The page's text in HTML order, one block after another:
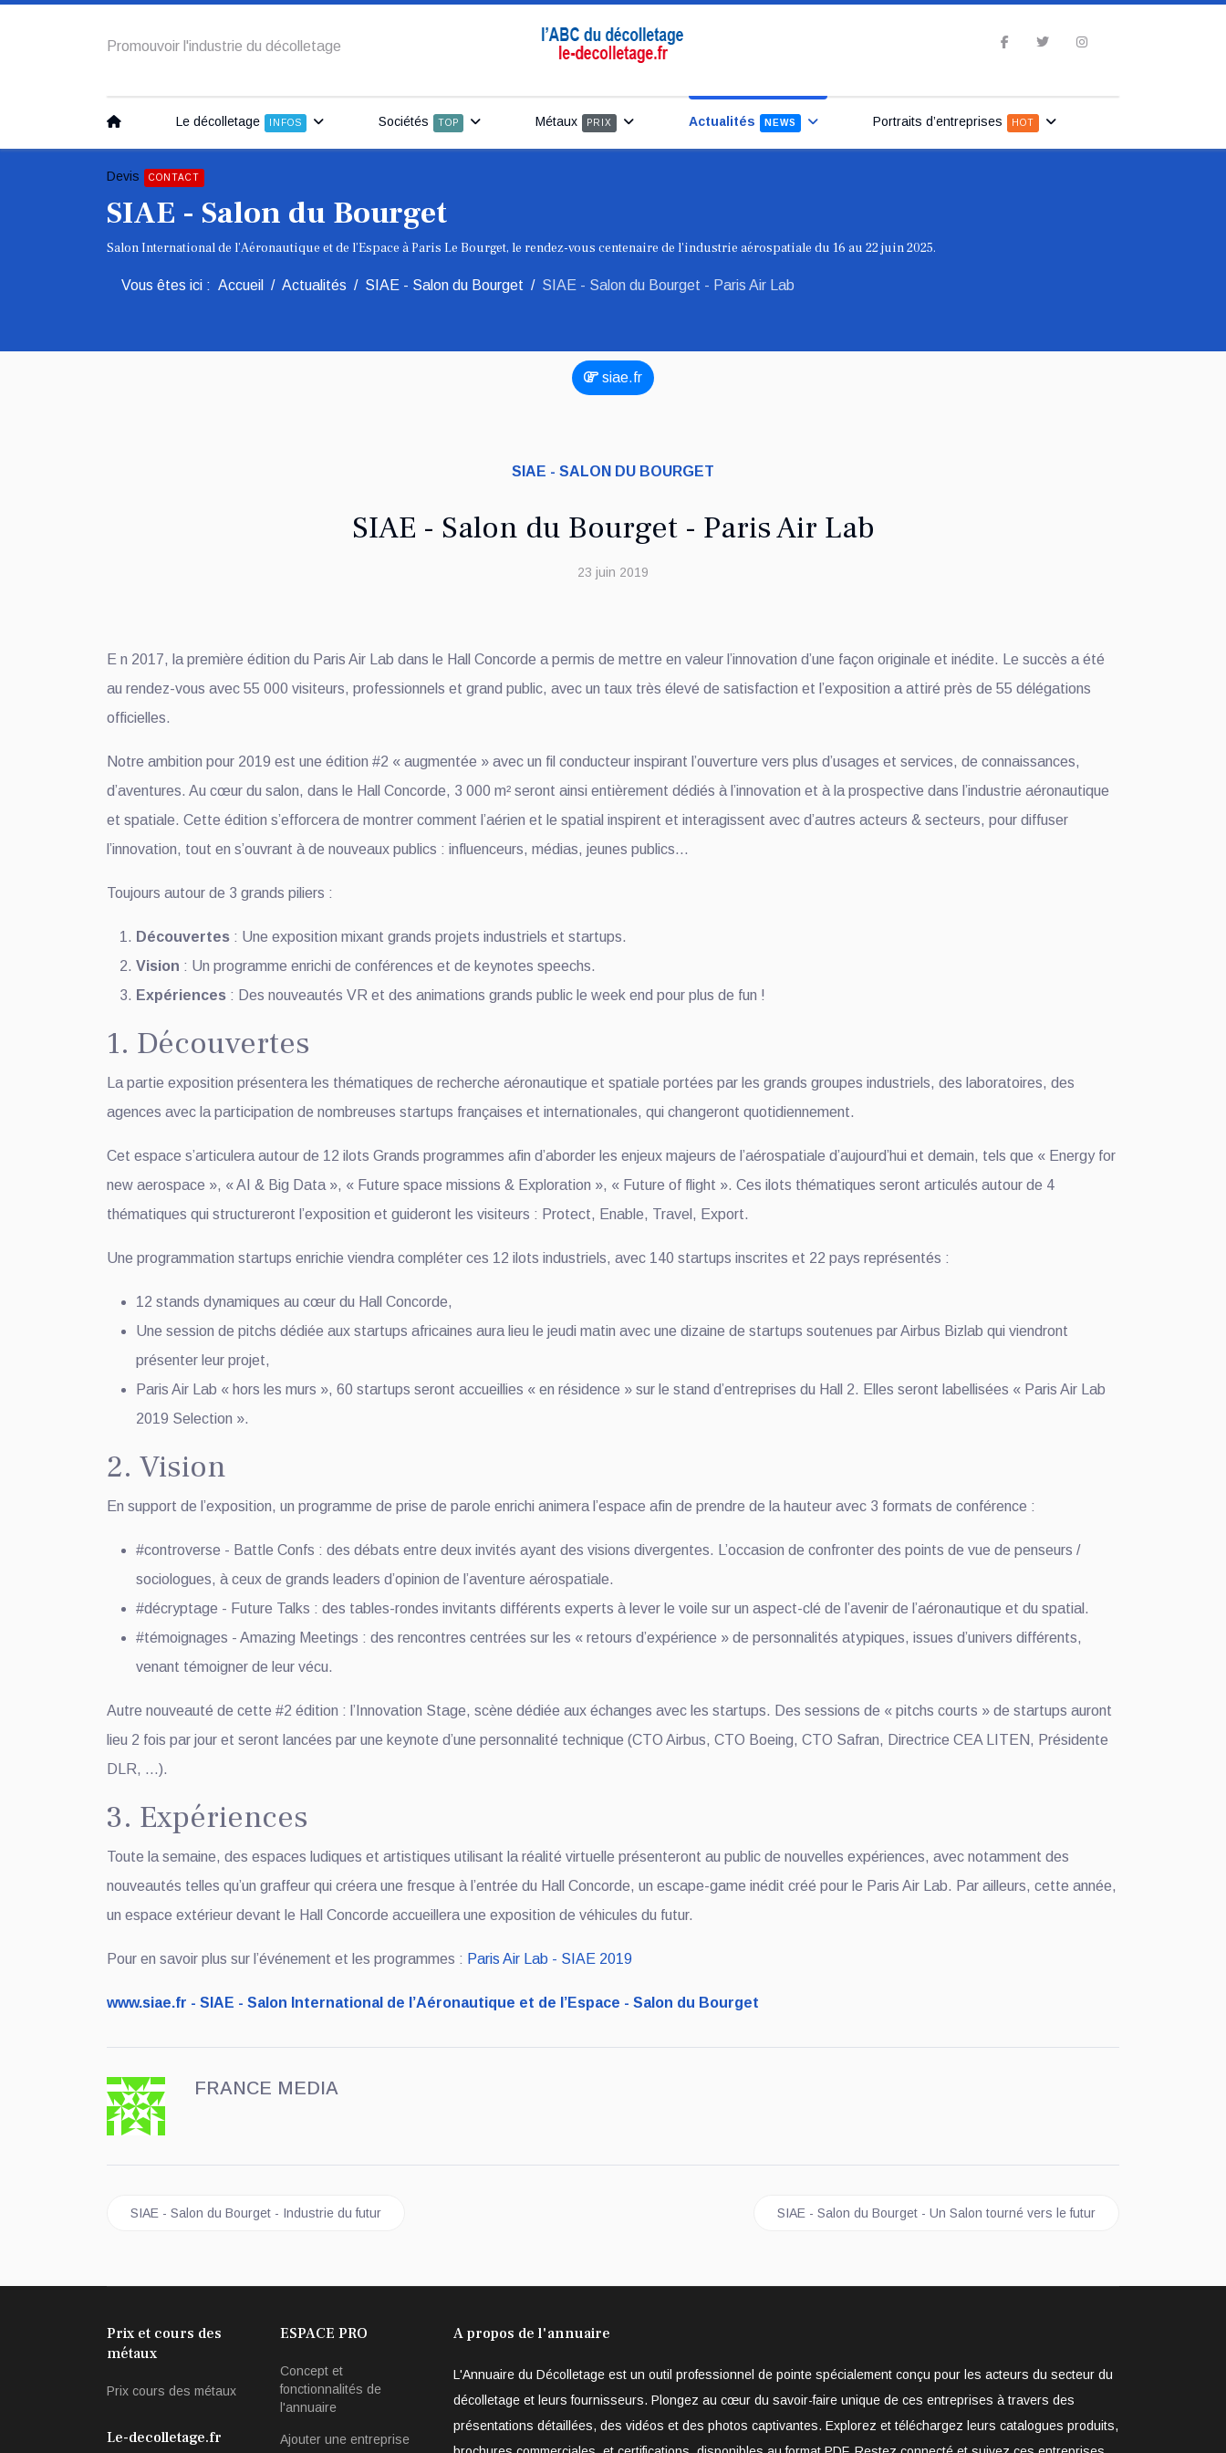
Promouvoir l'industrie du décolletage
Le décolletage INFOS Sociétés TOP Métaux PRIX Actualités NEWS Portraits d’entreprises HOT
Devis CONTACT
SIAE - Salon du Bourget
Salon International de l’Aéronautique et de l’Espace à Paris Le Bourget, le rendez-vous centenaire de l'industrie aérospatiale du 16 au 22 juin 2025.
Vous êtes ici : Accueil Actualités SIAE - Salon du Bourget SIAE - Salon du Bourget - Paris Air Lab
siae.fr
SIAE - SALON DU BOURGET
SIAE - Salon du Bourget - Paris Air Lab
23 juin 2019
E n 2017, la première édition du Paris Air Lab dans le Hall Concorde a permis de mettre en valeur l’innovation d’une façon originale et inédite. Le succès a été
au rendez-vous avec 55 000 visiteurs, professionnels et grand public, avec un taux très élevé de satisfaction et l’exposition a attiré près de 55 délégations
officielles.
Notre ambition pour 2019 est une édition #2 « augmentée » avec un fil conducteur inspirant l’ouverture vers plus d’usages et services, de connaissances,
d’aventures. Au cœur du salon, dans le Hall Concorde, 3 000 m² seront ainsi entièrement dédiés à l’innovation et à la prospective dans l’industrie aéronautique
et spatiale. Cette édition s’efforcera de montrer comment l’aérien et le spatial inspirent et interagissent avec d’autres acteurs & secteurs, pour diffuser
l’innovation, tout en s’ouvrant à de nouveaux publics : influenceurs, médias, jeunes publics…
Toujours autour de 3 grands piliers :
Découvertes : Une exposition mixant grands projets industriels et startups.
Vision : Un programme enrichi de conférences et de keynotes speechs.
Expériences : Des nouveautés VR et des animations grands public le week end pour plus de fun !
1. Découvertes
La partie exposition présentera les thématiques de recherche aéronautique et spatiale portées par les grands groupes industriels, des laboratoires, des
agences avec la participation de nombreuses startups françaises et internationales, qui changeront quotidiennement.
Cet espace s’articulera autour de 12 ilots Grands programmes afin d’aborder les enjeux majeurs de l’aérospatiale d’aujourd’hui et demain, tels que « Energy for
new aerospace », « AI & Big Data », « Future space missions & Exploration », « Future of flight ». Ces ilots thématiques seront articulés autour de 4
thématiques qui structureront l’exposition et guideront les visiteurs : Protect, Enable, Travel, Export.
Une programmation startups enrichie viendra compléter ces 12 ilots industriels, avec 140 startups inscrites et 22 pays représentés :
12 stands dynamiques au cœur du Hall Concorde,
Une session de pitchs dédiée aux startups africaines aura lieu le jeudi matin avec une dizaine de startups soutenues par Airbus Bizlab qui viendront
présenter leur projet,
Paris Air Lab « hors les murs », 60 startups seront accueillies « en résidence » sur le stand d’entreprises du Hall 2. Elles seront labellisées « Paris Air Lab
2019 Selection ».
2. Vision
En support de l’exposition, un programme de prise de parole enrichi animera l’espace afin de prendre de la hauteur avec 3 formats de conférence :
#controverse - Battle Confs : des débats entre deux invités ayant des visions divergentes. L’occasion de confronter des points de vue de penseurs /
sociologues, à ceux de grands leaders d’opinion de l’aventure aérospatiale.
#décryptage - Future Talks : des tables-rondes invitants différents experts à lever le voile sur un aspect-clé de l’avenir de l’aéronautique et du spatial.
#témoignages - Amazing Meetings : des rencontres centrées sur les « retours d’expérience » de personnalités atypiques, issues d’univers différents,
venant témoigner de leur vécu.
Autre nouveauté de cette #2 édition : l’Innovation Stage, scène dédiée aux échanges avec les startups. Des sessions de « pitchs courts » de startups auront
lieu 2 fois par jour et seront lancées par une keynote d’une personnalité technique (CTO Airbus, CTO Boeing, CTO Safran, Directrice CEA LITEN, Présidente
DLR, …).
3. Expériences
Toute la semaine, des espaces ludiques et artistiques utilisant la réalité virtuelle présenteront au public de nouvelles expériences, avec notamment des
nouveautés telles qu’un graffeur qui créera une fresque à l’entrée du Hall Concorde, un escape-game inédit créé pour le Paris Air Lab. Par ailleurs, cette année,
un espace extérieur devant le Hall Concorde accueillera une exposition de véhicules du futur.
Pour en savoir plus sur l’événement et les programmes : Paris Air Lab - SIAE 2019
www.siae.fr - SIAE - Salon International de l’Aéronautique et de l’Espace - Salon du Bourget
FRANCE MEDIA
Article précédent : SIAE - Salon du Bourget - Industrie du futur
SIAE - Salon du Bourget - Industrie du futur Article suivant : SIAE - Salon du Bourget - Un Salon tourné vers le futur
SIAE - Salon du Bourget - Un Salon tourné vers le futur
Prix et cours des
métaux
Prix cours des métaux
Le-decolletage.fr
ESPACE PRO
Concept et
fonctionnalités de
l'annuaire
Ajouter une entreprise
A propos de l'annuaire
L'Annuaire du Décolletage est un outil professionnel de pointe spécialement conçu pour les acteurs du secteur du
décolletage et leurs fournisseurs. Plongez au cœur du savoir-faire unique de ces entreprises à travers des
présentations détaillées, des vidéos et des photos captivantes. Explorez et téléchargez leurs catalogues produits,